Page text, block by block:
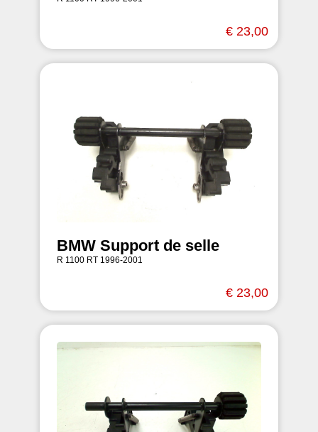
€ 23,00
BMW Support de selle
R 1100 RT 1996-2001
€ 23,00